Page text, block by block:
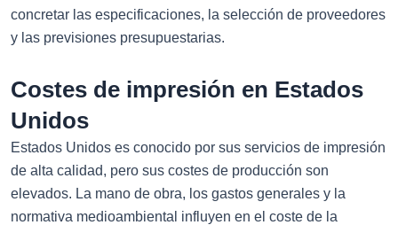
concretar las especificaciones, la selección de proveedores
y las previsiones presupuestarias.
Costes de impresión en Estados
Unidos
Estados Unidos es conocido por sus servicios de impresión
de alta calidad, pero sus costes de producción son
elevados. La mano de obra, los gastos generales y la
normativa medioambiental influyen en el coste de la